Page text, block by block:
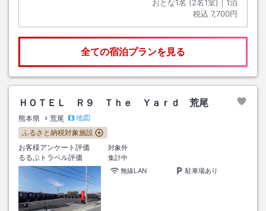
おとな1名 (2名1室)｜ 1泊
税込 7,700円
全ての宿泊プランを見る
ＨＯＴＥＬ Ｒ９ Ｔｈｅ Ｙａｒｄ 荒尾
熊本県 荒尾
地図
ふるさと納税対象施設
お客様アンケート評価
対象外
るるぶトラベル評価
集計中
無線LAN
駐車場あり